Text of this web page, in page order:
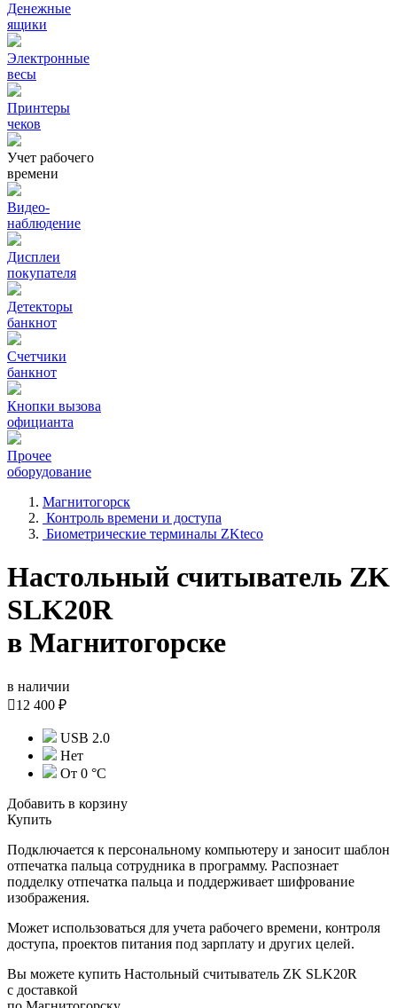
Денежные
ящики
Электронные
весы
Принтеры
чеков
Учет рабочего
времени
Видео‑
наблюдение
Дисплеи
покупателя
Детекторы
банкнот
Счетчики
банкнот
Кнопки вызова
официанта
Прочее
оборудование
Магнитогорск
Контроль времени и доступа
Биометрические терминалы ZKteco
Настольный считыватель ZK
SLK20R
в Магнитогорске
в наличии
12 400 ₽
USB 2.0
Нет
От 0 °C
Добавить в корзину
Купить
Подключается к персональному компьютеру и заносит шаблон
отпечатка пальца сотрудника в программу. Распознает
подделку отпечатка пальца и поддерживает шифрование
изображения.
Может использоваться для учета рабочего времени, контроля
доступа, проектов питания под зарплату и других целей.
Вы можете купить Настольный считыватель ZK SLK20R
с доставкой